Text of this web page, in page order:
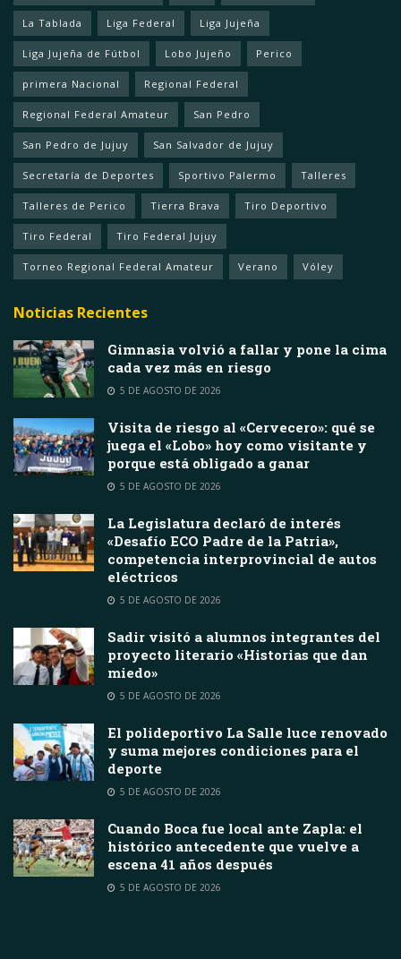
La Tablada Liga Federal Liga Jujeña
Liga Jujeña de Fútbol Lobo Jujeño Perico
primera Nacional Regional Federal
Regional Federal Amateur San Pedro
San Pedro de Jujuy San Salvador de Jujuy
Secretaría de Deportes Sportivo Palermo Talleres
Talleres de Perico Tierra Brava Tiro Deportivo
Tiro Federal Tiro Federal Jujuy
Torneo Regional Federal Amateur Verano Vóley
Noticias Recientes
Gimnasia volvió a fallar y pone la cima
cada vez más en riesgo
5 DE AGOSTO DE 2026
Visita de riesgo al «Cervecero»: qué se
juega el «Lobo» hoy como visitante y
porque está obligado a ganar
5 DE AGOSTO DE 2026
La Legislatura declaró de interés
«Desafío ECO Padre de la Patria»,
competencia interprovincial de autos
eléctricos
5 DE AGOSTO DE 2026
Sadir visitó a alumnos integrantes del
proyecto literario «Historias que dan
miedo»
5 DE AGOSTO DE 2026
El polideportivo La Salle luce renovado
y suma mejores condiciones para el
deporte
5 DE AGOSTO DE 2026
Cuando Boca fue local ante Zapla: el
histórico antecedente que vuelve a
escena 41 años después
5 DE AGOSTO DE 2026